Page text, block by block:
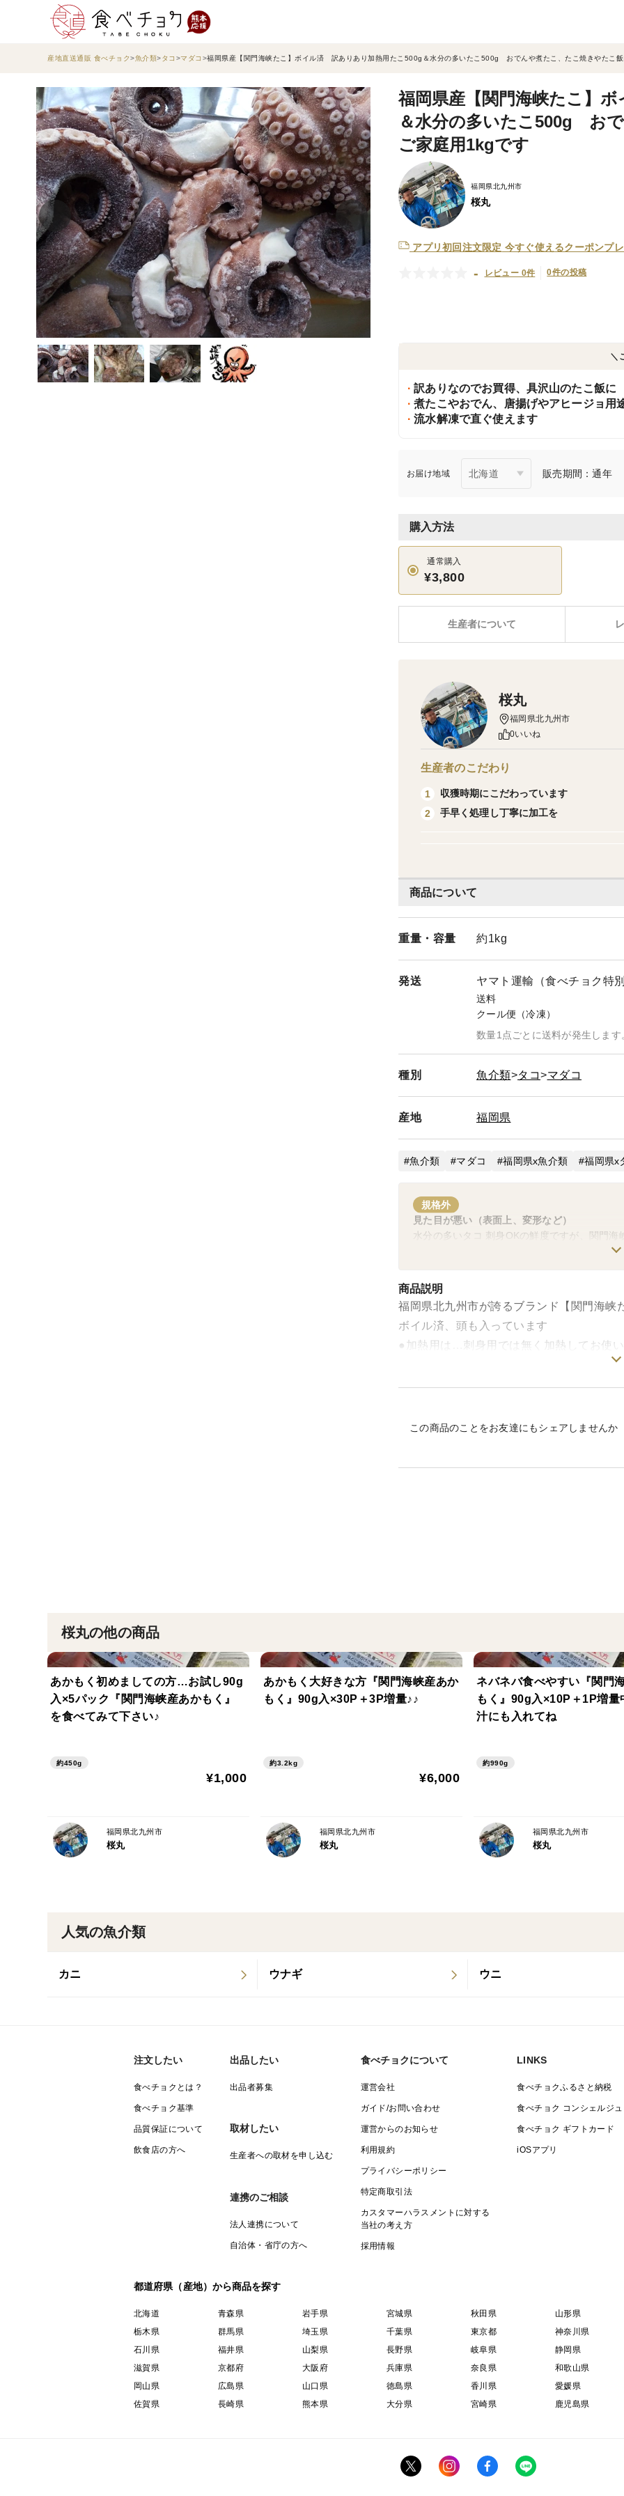
産地直送通販 食べチョク 魚介類 タコ マダコ 福岡県産【関門海峡たこ】ボイル済 訳ありあり加熱用たこ500g＆水分の多いたこ500g おでんや煮たこ、たこ焼きやたこ
福岡県産【関門海峡たこ】
＆水分の多いたこ500g お
ご家庭用1kgです
福岡県北九州市
桜丸
アプリ初回注文限定 今すぐ使えるクーポンプ
- レビュー 0件 0件の投稿
＼
訳ありなのでお買得、具沢山のたこ飯に
煮たこやおでん、唐揚げやアヒージョ用
流水解凍で直ぐ使えます
お届け地域 販売期間：通年
購入方法
通常購入
¥3,800
生産者について
商品について
重量・ 容量 約1kg
発送 ヤマト運輸（食べチョク特別
送料
クール便（冷凍）
数量1点ごとに送料が発生します
種別 魚介類 タコ マダコ
産地 福岡県
魚介類 マダコ 福岡県x魚介類 福岡県x
規格外
見た目が悪い（表面上、変形など）
水分の多いタコ 刺身OKの鮮度ですが、関門海
商品説明
福岡県北九州市が誇るブランド【関門海峡
ボイル済、頭も入っています
●加熱用は…刺身用では無く加熱してお使い
刺身OKですが、本来の関門海峡たこのプ
保存方法:
製造者:poulpe
福岡県北九州市戸畑区菅原二丁目14-17
栄養成分(100gあたり)
脂質0.7g
日本食品標準成分表2015年版(七訂)
追補2017年の計算による推定値引用
この商品のことをお友達にもシェアしませんか
桜丸
福岡県北九州市
0いいね
生産者のこだわり
1
収獲時期にこだわっています
2
手早く処理し丁寧に加工を
人気の魚介類
カニ ウナギ ウニ
桜丸の他の商品
あかもく初めましての方…お試し90g
入×5パック『関門海峡産あかもく』
を食べてみて下さい♪
約450g
¥1,000
福岡県北九州市
桜丸
あかもく大好きな方『関門海峡産あか
もく』90g入×30P＋3P増量♪♪
約3.2kg
¥6,000
福岡県北九州市
桜丸
ネバネバ食べやすい『関門
もく』90g入×10P＋1P増
汁にも入れてね
約990g
福岡県北九州市
桜丸
注文したい
食べチョクとは？
食べチョク基準
品質保証について
飲食店の方へ
出品したい
出品者募集
取材したい
生産者への取材を申し込む
連携のご相談
法人連携について
自治体・省庁の方へ
食べチョクについて
運営会社
ガイド/お問い合わせ
運営からのお知らせ
利用規約
プライバシーポリシー
特定商取引法
カスタマーハラスメントに対する
当社の考え方
採用情報
LINKS
食べチョクふるさと納税
食べチョク コンシェルジュ
食べチョク ギフトカード
iOSアプリ
都道府県（産地）から商品を探す
北海道 青森県 岩手県 宮城県 秋田県 山形県
栃木県
群馬県 埼玉県 千葉県 東京都 神奈川県
石川県
福井県 山梨県 長野県 岐阜県 静岡県
滋賀県
京都府 大阪府 兵庫県 奈良県 和歌山県
岡山県
広島県 山口県 徳島県 香川県 愛媛県
佐賀県
長崎県 熊本県 大分県 宮崎県 鹿児島県